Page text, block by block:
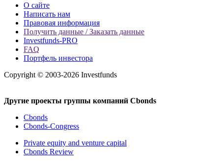
О сайте
Написать нам
Правовая информация
Получить данные / Заказать данные
Investfunds-PRO
FAQ
Портфель инвестора
Copyright © 2003-2026 Investfunds
Другие проекты группы компаний Cbonds
Cbonds
Cbonds-Congress
Private equity and venture capital
Cbonds Review